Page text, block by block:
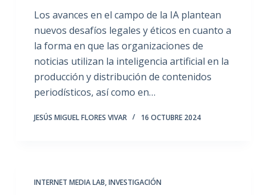
Los avances en el campo de la IA plantean
nuevos desafíos legales y éticos en cuanto a
la forma en que las organizaciones de
noticias utilizan la inteligencia artificial en la
producción y distribución de contenidos
periodísticos, así como en…
JESÚS MIGUEL FLORES VIVAR 16 OCTUBRE 2024
INTERNET MEDIA LAB,INVESTIGACIÓN